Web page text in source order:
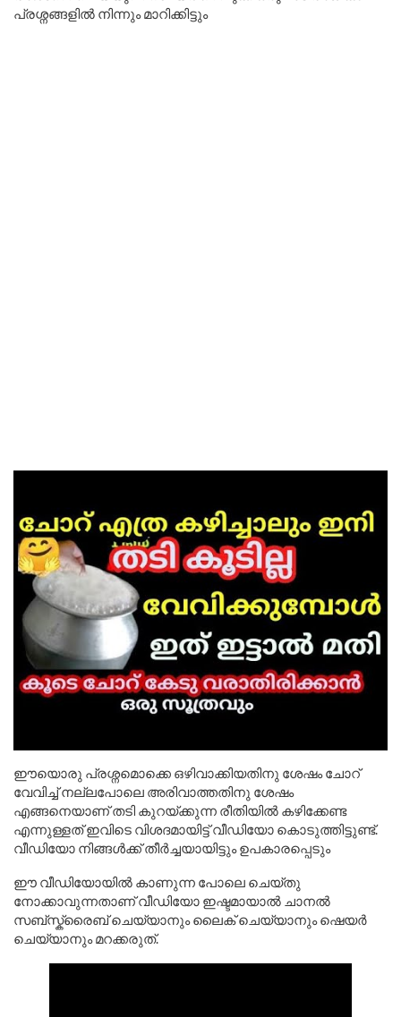
പ്രശ്നങ്ങളിൽ നിന്നും മാറിക്കിട്ടും
ഈയൊരു പ്രശ്നമൊക്കെ ഒഴിവാക്കിയതിനു ശേഷം ചോറ്
വേവിച്ച് നല്ലപോലെ അരിവാത്തതിനു ശേഷം
എങ്ങനെയാണ് തടി കുറയ്ക്കുന്ന രീതിയിൽ കഴിക്കേണ്ട
എന്നുള്ളത് ഇവിടെ വിശദമായിട്ട് വീഡിയോ കൊടുത്തിട്ടുണ്ട്.
വീഡിയോ നിങ്ങൾക്ക് തീർച്ചയായിട്ടും ഉപകാരപ്പെടും
ഈ വീഡിയോയിൽ കാണുന്ന പോലെ ചെയ്തു
നോക്കാവുന്നതാണ് വീഡിയോ ഇഷ്ടമായാൽ ചാനൽ
സബ്സ്ക്രൈബ് ചെയ്യാനും ലൈക് ചെയ്യാനും ഷെയർ
ചെയ്യാനും മറക്കരുത്.